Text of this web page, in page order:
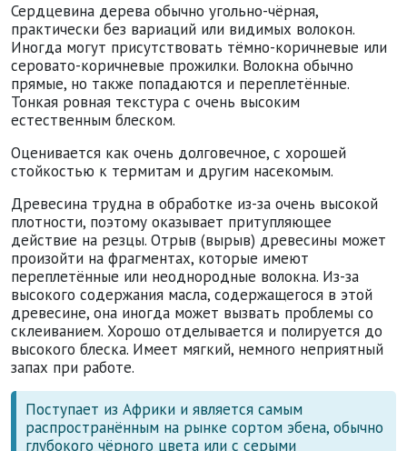
Сердцевина дерева обычно угольно-чёрная,
практически без вариаций или видимых волокон.
Иногда могут присутствовать тёмно-коричневые или
серовато-коричневые прожилки. Волокна обычно
прямые, но также попадаются и переплетённые.
Тонкая ровная текстура с очень высоким
естественным блеском.
Оценивается как очень долговечное, с хорошей
стойкостью к термитам и другим насекомым.
Древесина трудна в обработке из-за очень высокой
плотности, поэтому оказывает притупляющее
действие на резцы. Отрыв (вырыв) древесины может
произойти на фрагментах, которые имеют
переплетённые или неоднородные волокна. Из-за
высокого содержания масла, содержащегося в этой
древесине, она иногда может вызвать проблемы со
склеиванием. Хорошо отделывается и полируется до
высокого блеска. Имеет мягкий, немного неприятный
запах при работе.
Поступает из Африки и является самым
распространённым на рынке сортом эбена, обычно
глубокого чёрного цвета или с серыми